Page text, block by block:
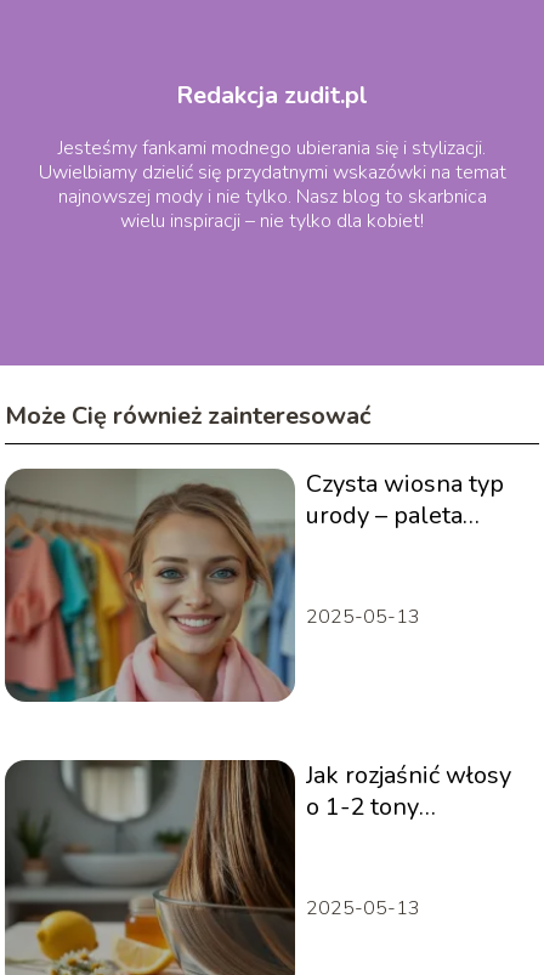
Redakcja zudit.pl
Jesteśmy fankami modnego ubierania się i stylizacji.
Uwielbiamy dzielić się przydatnymi wskazówki na temat
najnowszej mody i nie tylko. Nasz blog to skarbnica
wielu inspiracji – nie tylko dla kobiet!
Może Cię również zainteresować
Czysta wiosna typ
urody – paleta
2025-05-13
Jak rozjaśnić włosy
o 1-2 tony
2025-05-13